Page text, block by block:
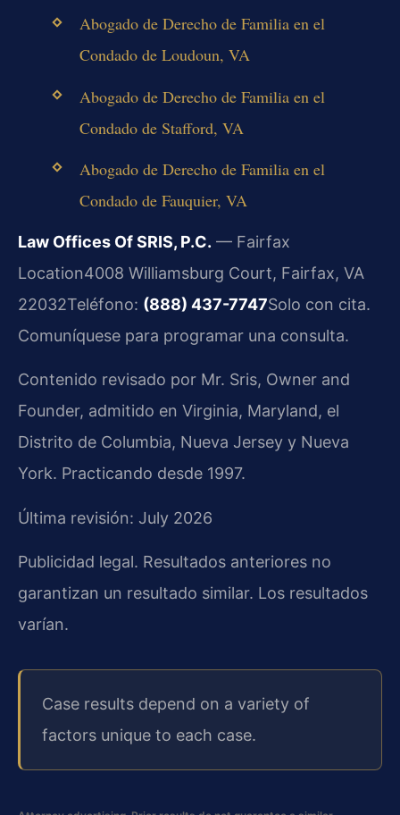
Abogado de Derecho de Familia en el
Condado de Loudoun, VA
Abogado de Derecho de Familia en el
Condado de Stafford, VA
Abogado de Derecho de Familia en el
Condado de Fauquier, VA
Law Offices Of SRIS, P.C. — Fairfax
Location4008 Williamsburg Court, Fairfax, VA
22032Teléfono: (888) 437-7747Solo con cita.
Comuníquese para programar una consulta.
Contenido revisado por Mr. Sris, Owner and
Founder, admitido en Virginia, Maryland, el
Distrito de Columbia, Nueva Jersey y Nueva
York. Practicando desde 1997.
Última revisión: July 2026
Publicidad legal. Resultados anteriores no
garantizan un resultado similar. Los resultados
varían.
Case results depend on a variety of
factors unique to each case.